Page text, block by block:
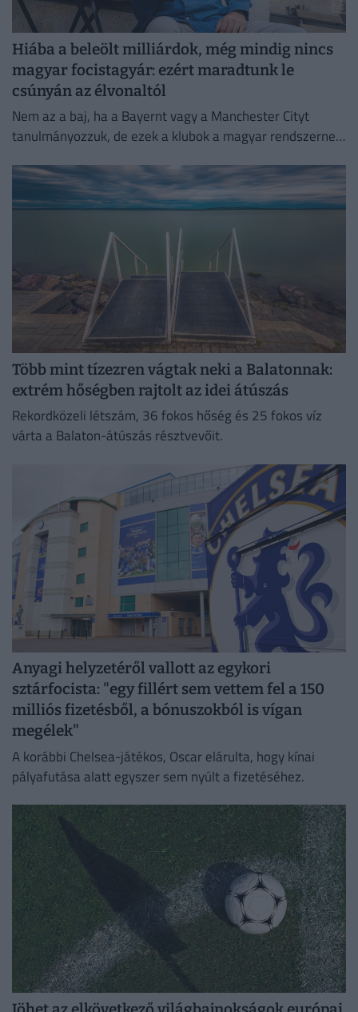
Hiába a beleölt milliárdok, még mindig nincs
magyar focistagyár: ezért maradtunk le
csúnyán az élvonaltól
Nem az a baj, ha a Bayernt vagy a Manchester Cityt
tanulmányozzuk, de ezek a klubok a magyar rendszernek
Több mint tízezren vágtak neki a Balatonnak:
extrém hőségben rajtolt az idei átúszás
Rekordközeli létszám, 36 fokos hőség és 25 fokos víz
várta a Balaton-átúszás résztvevőit.
Anyagi helyzetéről vallott az egykori
sztárfocista: "egy fillért sem vettem fel a 150
milliós fizetésből, a bónuszokból is vígan
megélek"
A korábbi Chelsea-játékos, Oscar elárulta, hogy kínai
pályafutása alatt egyszer sem nyúlt a fizetéséhez.